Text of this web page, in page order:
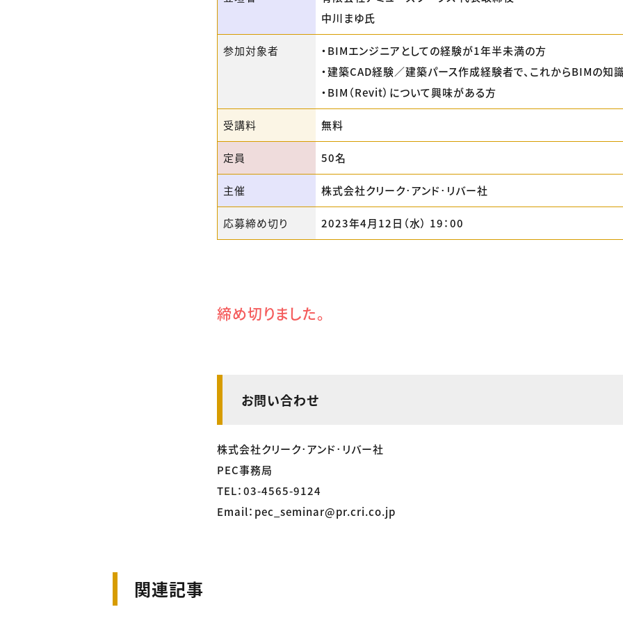
中川まゆ氏
参加対象者
・BIMエンジニアとしての経験が1年半未満の方
・建築CAD経験／建築パース作成経験者で、これからBIMの知
・BIM（Revit）について興味がある方
受講料 無料
定員 50名
主催 株式会社クリーク･アンド･リバー社
応募締め切り 2023年4月12日（水） 19：00
締め切りました。
お問い合わせ
株式会社クリーク･アンド･リバー社
PEC事務局
TEL：03-4565-9124
Email：pec_seminar@pr.cri.co.jp
関連記事